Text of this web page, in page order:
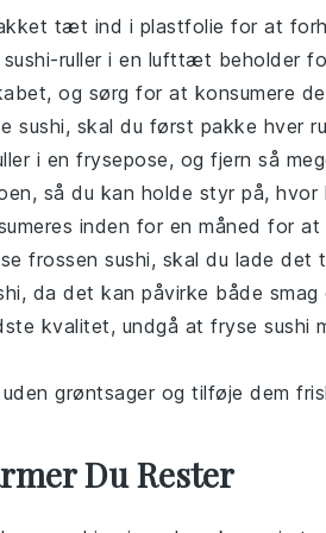
tæt ind i plastfolie for at
sushi-ruller i en lufttæt beholder
og sørg for at konsumere
sushi, skal du først pakke hver
i en frysepose, og fjern så
så du kan holde styr på, hvor
inden for en måned for
frossen sushi, skal du lade det
, da det kan påvirke både smag
kvalitet, undgå at fryse sushi
uden grøntsager og tilføje dem
Du Rester